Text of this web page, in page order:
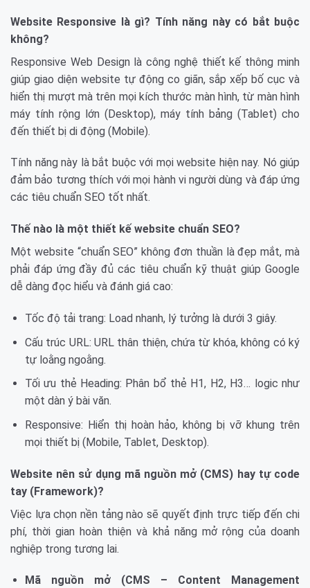
Website Responsive là gì? Tính năng này có bắt buộc
không?
Responsive Web Design là công nghệ thiết kế thông minh
giúp giao diện website tự động co giãn, sắp xếp bố cục và
hiển thị mượt mà trên mọi kích thước màn hình, từ màn hình
máy tính rộng lớn (Desktop), máy tính bảng (Tablet) cho
đến thiết bị di động (Mobile).
Tính năng này là bắt buộc với mọi website hiện nay. Nó giúp
đảm bảo tương thích với mọi hành vi người dùng và đáp ứng
các tiêu chuẩn SEO tốt nhất.
Thế nào là một thiết kế website chuẩn SEO?
Một website “chuẩn SEO” không đơn thuần là đẹp mắt, mà
phải đáp ứng đầy đủ các tiêu chuẩn kỹ thuật giúp Google
dễ dàng đọc hiểu và đánh giá cao:
Tốc độ tải trang: Load nhanh, lý tưởng là dưới 3 giây.
Cấu trúc URL: URL thân thiện, chứa từ khóa, không có ký
tự loằng ngoằng.
Tối ưu thẻ Heading: Phân bổ thẻ H1, H2, H3… logic như
một dàn ý bài văn.
Responsive: Hiển thị hoàn hảo, không bị vỡ khung trên
mọi thiết bị (Mobile, Tablet, Desktop).
Website nên sử dụng mã nguồn mở (CMS) hay tự code
tay (Framework)?
Việc lựa chọn nền tảng nào sẽ quyết định trực tiếp đến chi
phí, thời gian hoàn thiện và khả năng mở rộng của doanh
nghiệp trong tương lai.
Mã nguồn mở (CMS – Content Management